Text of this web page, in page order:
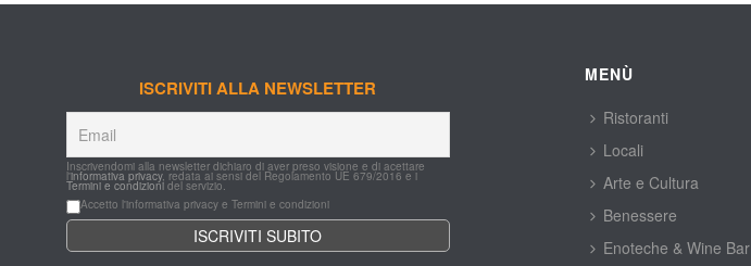
ISCRIVITI ALLA NEWSLETTER
Inscrivendomi alla newsletter dichiaro di aver preso visione e di acettare
l'informativa privacy, redata ai sensi del Regolamento UE 679/2016 e i
Termini e condizioni del servizio.
Accetto l'informativa privacy e Termini e condizioni
MENÙ
Ristoranti
Locali
Arte e Cultura
Benessere
Enoteche & Wine Bar